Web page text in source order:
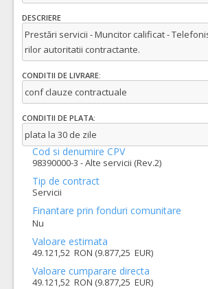
DESCRIERE
Prestări servicii - Muncitor calificat -
rilor autoritatii contractante.
CONDITII DE LIVRARE:
conf clauze contractuale
CONDITII DE PLATA:
plata la 30 de zile
Cod si denumire CPV
98390000-3 - Alte servicii (Rev.2)
Tip de contract
Servicii
Finantare prin fonduri comunitare
Nu
Valoare estimata
49.121,52 RON (9.877,25 EUR)
Valoare cumparare directa
49.121,52 RON (9.877,25 EUR)